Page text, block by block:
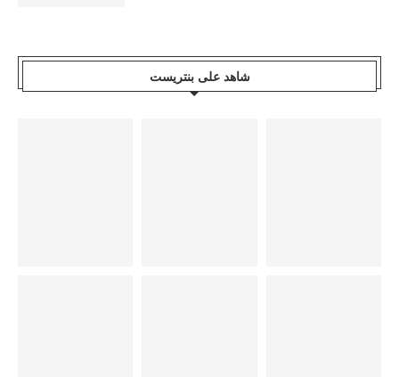
شاهد على بنتريست